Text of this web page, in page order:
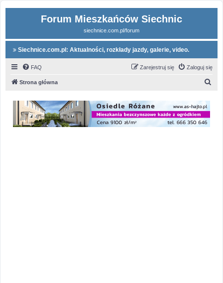
Forum Mieszkańców Siechnic
siechnice.com.pl/forum
Siechnice.com.pl: Aktualności, rozkłady jazdy, galerie, video.
FAQ Zaloguj się
Zarejestruj się
Strona główna